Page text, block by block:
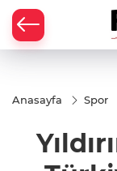
Anasayfa Spor